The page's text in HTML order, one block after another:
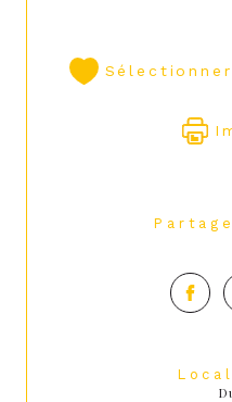
Sélectionner